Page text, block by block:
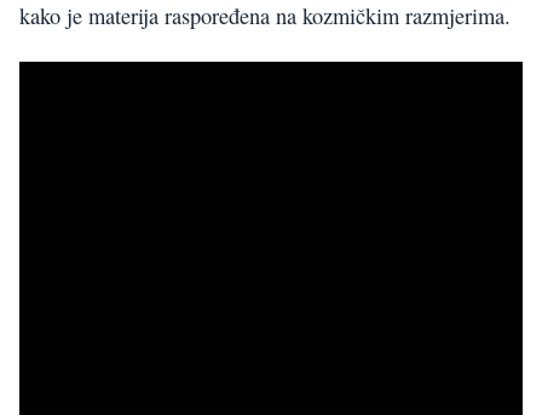
kako je materija raspoređena na kozmičkim razmjerima.